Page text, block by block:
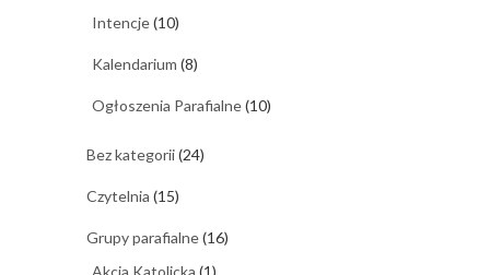
Intencje(10)
Kalendarium (8)
Ogłoszenia Parafialne(10)
Bez kategorii(24)
Czytelnia (15)
Grupy parafialne(16)